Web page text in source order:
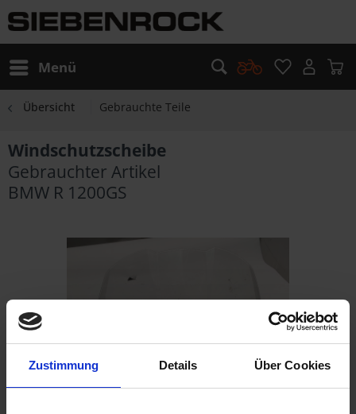
Zustimmung Details Über Cookies
Menü
Übersicht Gebrauchte Teile
Windschutzscheibe
Gebrauchter Artikel
BMW R 1200GS